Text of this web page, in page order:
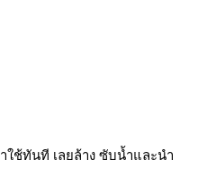
ช้ทันที เลยล้าง ซับน้ำและนำ